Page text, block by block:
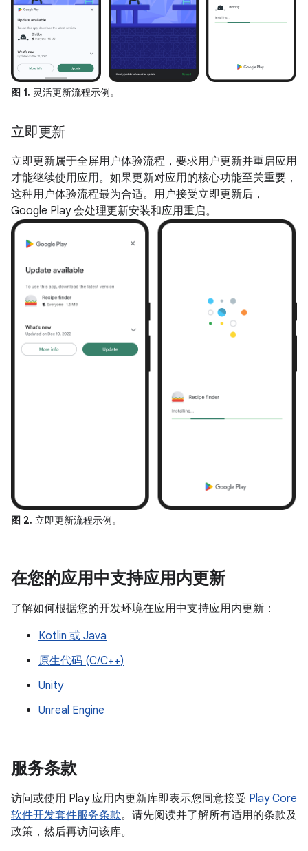
图 1. 灵活更新流程示例。
立即更新
立即更新属于全屏用户体验流程，要求用户更新并重启应用
才能继续使用应用。如果更新对应用的核心功能至关重要，
这种用户体验流程最为合适。用户接受立即更新后，
Google Play 会处理更新安装和应用重启。
图 2. 立即更新流程示例。
在您的应用中支持应用内更新
了解如何根据您的开发环境在应用中支持应用内更新：
Kotlin 或 Java
原生代码 (C/C++)
Unity
Unreal Engine
服务条款
访问或使用 Play 应用内更新库即表示您同意接受 Play Core
软件开发套件服务条款。请先阅读并了解所有适用的条款及
政策，然后再访问该库。